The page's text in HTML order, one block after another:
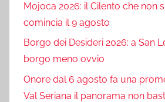
Mojoca 2026: il Cilento che non
comincia il 9 agosto
Borgo dei Desideri 2026: a San
borgo meno ovvio
Onore dal 6 agosto fa una
Val Seriana il panorama non